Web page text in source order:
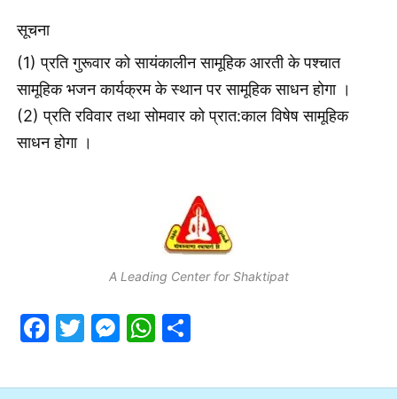
सूचना
(1) प्रति गुरूवार को सायंकालीन सामूहिक आरती के पश्चात
सामूहिक भजन कार्यक्रम के स्थान पर सामूहिक साधन होगा ।
(2) प्रति रविवार तथा सोमवार को प्रात:काल विषेष सामूहिक
साधन होगा ।
A Leading Center for Shaktipat
F
c
T
itt
M
s
W
at ar